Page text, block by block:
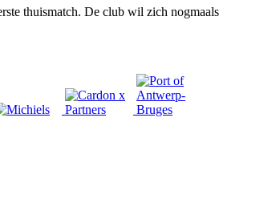
thuismatch. De club wil zich nogmaals